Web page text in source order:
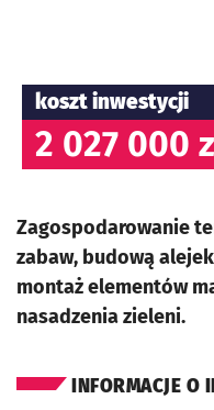
koszt inwestycji
2 027 000
Zagospodarowanie
zabaw, budową
montaż elementów
nasadzenia zieleni.
INFORMACJE O